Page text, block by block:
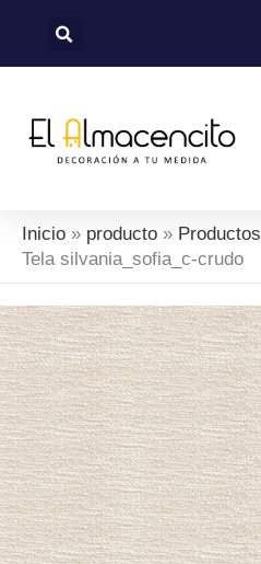
Inicio producto
Productos
Tela silvania_sofia_c-crudo